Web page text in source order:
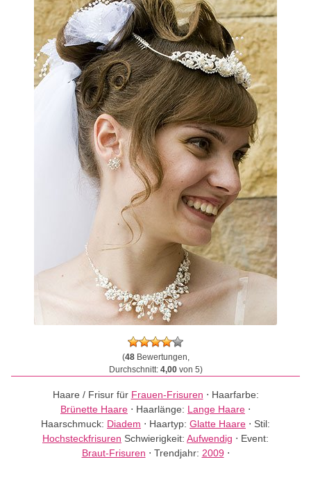
(48Bewertungen,
Durchschnitt: 4,00von 5)
Haare / Frisur für Frauen-Frisuren ⋅ Haarfarbe:
Brünette Haare ⋅ Haarlänge: Lange Haare ⋅
Haarschmuck: Diadem ⋅ Haartyp: Glatte Haare ⋅ Stil:
Hochsteckfrisuren Schwierigkeit: Aufwendig ⋅ Event:
Braut-Frisuren ⋅ Trendjahr: 2009 ⋅